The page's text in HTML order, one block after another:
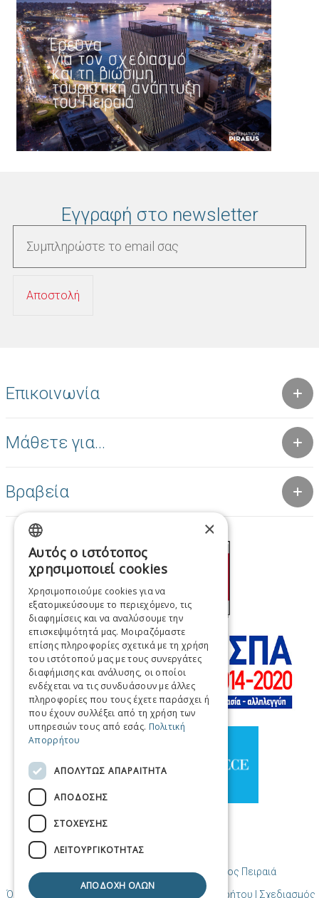
Εγγραφή στο newsletter
Επικοινωνία
Μάθετε για...
Βραβεία
© Copyright Προορισμός Πειραιάς / Δήμος Πειραιά
Όροι χρήσης | Πολιτική Cookies | Πολιτική Απορρήτου | Σχεδιασμός
GREEK
FRENCH
ITALIAN
GERMAN
SPANISH
CHINESE (SIMPLIFIED)
CHINESE
×
Αυτός ο ιστότοπος
χρησιμοποιεί cookies
Χρησιμοποιούμε cookies για να
εξατομικεύσουμε το περιεχόμενο, τις
διαφημίσεις και να αναλύσουμε την
επισκεψιμότητά μας. Μοιραζόμαστε
επίσης πληροφορίες σχετικά με τη χρήση
του ιστότοπού μας με τους συνεργάτες
διαφήμισης και ανάλυσης, οι οποίοι
ενδέχεται να τις συνδυάσουν με άλλες
πληροφορίες που τους έχετε παράσχει ή
που έχουν συλλέξει από τη χρήση των
υπηρεσιών τους από εσάς. Πολιτική
Απορρήτου
ΑΠΟΛΥΤΩΣ ΑΠΑΡΑΙΤΗΤΑ
ΑΠΟΔΟΣΗΣ
ΣΤΟΧΕΥΣΗΣ
ΛΕΙΤΟΥΡΓΙΚΟΤΗΤΑΣ
ΑΠΟΔΟΧΗ ΟΛΩΝ